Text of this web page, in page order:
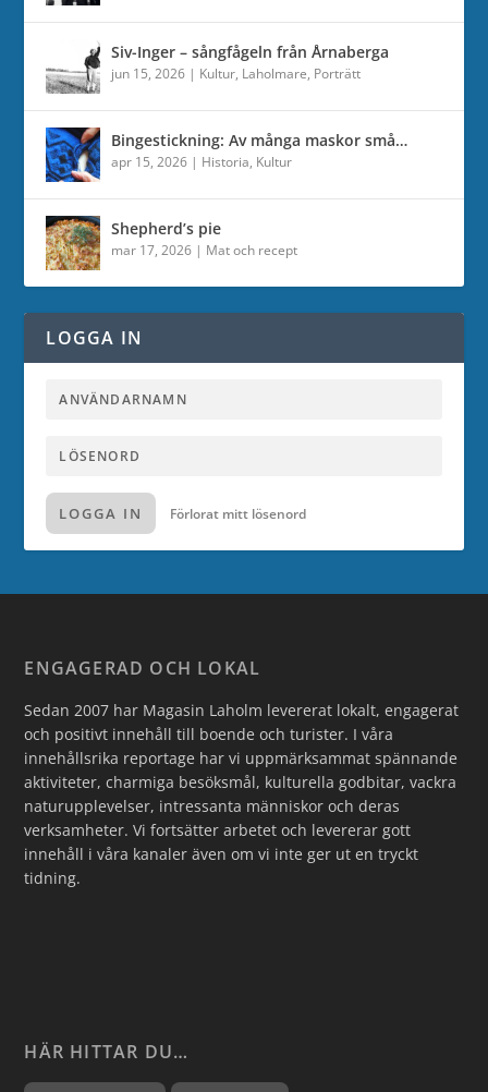
Siv-Inger – sångfågeln från Årnaberga
jun 15, 2026 | Kultur, Laholmare, Porträtt
Bingestickning: Av många maskor små…
apr 15, 2026 | Historia, Kultur
Shepherd’s pie
mar 17, 2026 | Mat och recept
LOGGA IN
LOGGA IN Förlorat mitt lösenord
ENGAGERAD OCH LOKAL
Sedan 2007 har Magasin Laholm levererat lokalt, engagerat
och positivt innehåll till boende och turister. I våra
innehållsrika reportage har vi uppmärksammat spännande
aktiviteter, charmiga besöksmål, kulturella godbitar, vackra
naturupplevelser, intressanta människor och deras
verksamheter. Vi fortsätter arbetet och levererar gott
innehåll i våra kanaler även om vi inte ger ut en tryckt
tidning.
HÄR HITTAR DU…